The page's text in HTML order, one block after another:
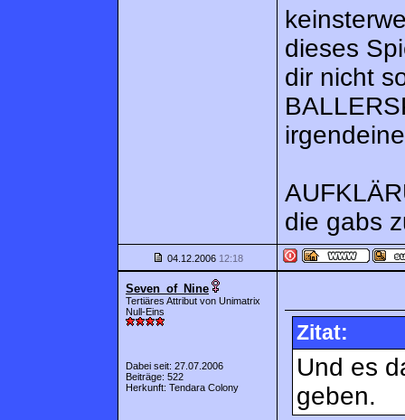
dieses
dir nicht
die gabs
04.12.2006 12:18
Seven_of_Nine
Tertiäres Attribut von Unimatrix
Null-Eins
Dabei seit: 27.07.2006
Beiträge: 522
Herkunft: Tendara Colony
Zitat:
Und es
geben.